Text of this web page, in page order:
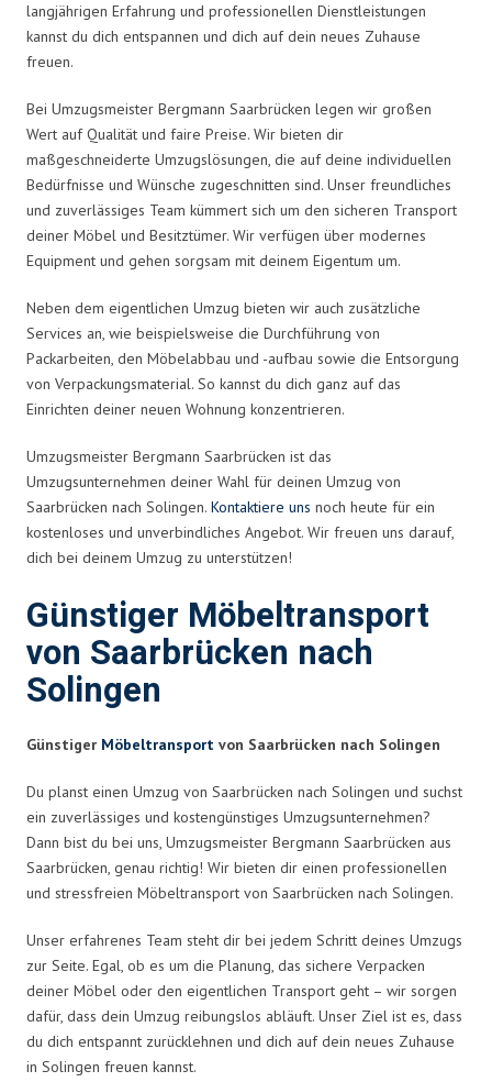
langjährigen Erfahrung und professionellen Dienstleistungen
kannst du dich entspannen und dich auf dein neues Zuhause
freuen.
Bei Umzugsmeister Bergmann Saarbrücken legen wir großen
Wert auf Qualität und faire Preise. Wir bieten dir
maßgeschneiderte Umzugslösungen, die auf deine individuellen
Bedürfnisse und Wünsche zugeschnitten sind. Unser freundliches
und zuverlässiges Team kümmert sich um den sicheren Transport
deiner Möbel und Besitztümer. Wir verfügen über modernes
Equipment und gehen sorgsam mit deinem Eigentum um.
Neben dem eigentlichen Umzug bieten wir auch zusätzliche
Services an, wie beispielsweise die Durchführung von
Packarbeiten, den Möbelabbau und -aufbau sowie die Entsorgung
von Verpackungsmaterial. So kannst du dich ganz auf das
Einrichten deiner neuen Wohnung konzentrieren.
Umzugsmeister Bergmann Saarbrücken ist das
Umzugsunternehmen deiner Wahl für deinen Umzug von
Saarbrücken nach Solingen. Kontaktiere uns noch heute für ein
kostenloses und unverbindliches Angebot. Wir freuen uns darauf,
dich bei deinem Umzug zu unterstützen!
Günstiger Möbeltransport
von Saarbrücken nach
Solingen
Günstiger Möbeltransport von Saarbrücken nach Solingen
Du planst einen Umzug von Saarbrücken nach Solingen und suchst
ein zuverlässiges und kostengünstiges Umzugsunternehmen?
Dann bist du bei uns, Umzugsmeister Bergmann Saarbrücken aus
Saarbrücken, genau richtig! Wir bieten dir einen professionellen
und stressfreien Möbeltransport von Saarbrücken nach Solingen.
Unser erfahrenes Team steht dir bei jedem Schritt deines Umzugs
zur Seite. Egal, ob es um die Planung, das sichere Verpacken
deiner Möbel oder den eigentlichen Transport geht – wir sorgen
dafür, dass dein Umzug reibungslos abläuft. Unser Ziel ist es, dass
du dich entspannt zurücklehnen und dich auf dein neues Zuhause
in Solingen freuen kannst.